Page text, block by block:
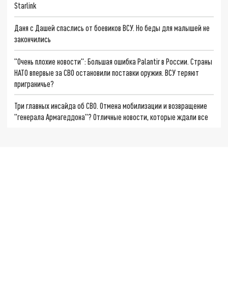
Starlink
Даня с Дашей спаслись от боевиков ВСУ. Но беды для малышей не
закончились
"Очень плохие новости": Большая ошибка Palantir в России. Страны
НАТО впервые за СВО остановили поставки оружия. ВСУ теряют
приграничье?
Три главных инсайда об СВО. Отмена мобилизации и возвращение
"генерала Армагеддона"? Отличные новости, которые ждали все